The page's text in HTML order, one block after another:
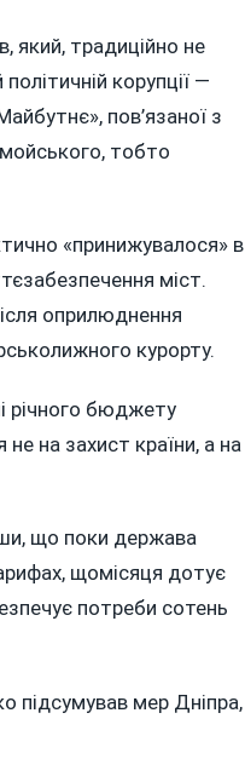
який, традиційно не
корупції —
пов’язаної з
тобто
«принижувалося» в
міст.
оприлюднення
курорту.
річного бюджету
на захист країни, а на
що поки держава
щомісяця дотує
потреби сотень
підсумував мер Дніпра,